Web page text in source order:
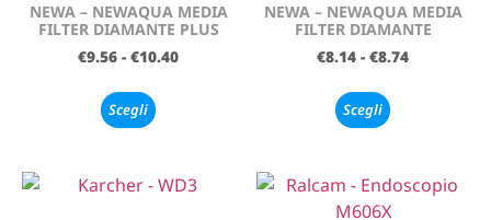
NEWA – NEWAQUA MEDIA
FILTER DIAMANTE PLUS
€9.56 - €10.40
Scegli
NEWA – NEWAQUA MEDIA
FILTER DIAMANTE
€8.14 - €8.74
Scegli